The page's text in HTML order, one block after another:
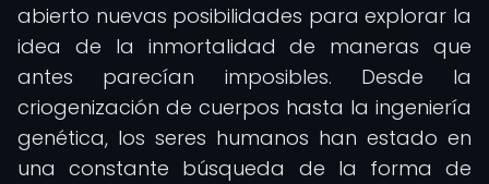
abierto nuevas posibilidades para explorar la
idea de la inmortalidad de maneras que
antes parecían imposibles. Desde la
criogenización de cuerpos hasta la ingeniería
genética, los seres humanos han estado en
una constante búsqueda de la forma de